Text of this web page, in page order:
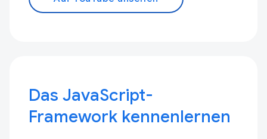
Das JavaScript-
Framework kennenlernen